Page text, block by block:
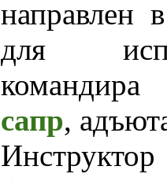
направлен
для
сапр,